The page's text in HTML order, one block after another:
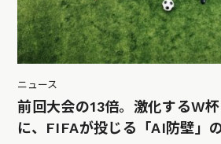
ニュース
前回大会の13倍。激化するW
に、FIFAが投じる「AI防壁」